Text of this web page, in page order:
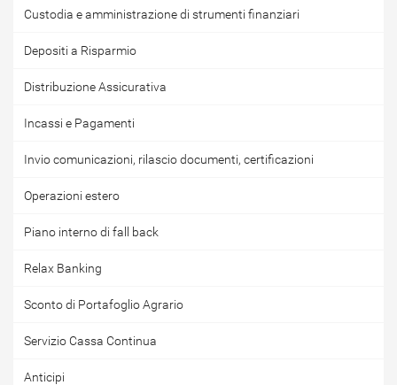
Custodia e amministrazione di strumenti finanziari
Depositi a Risparmio
Distribuzione Assicurativa
Incassi e Pagamenti
Invio comunicazioni, rilascio documenti, certificazioni
Operazioni estero
Piano interno di fall back
Relax Banking
Sconto di Portafoglio Agrario
Servizio Cassa Continua
Anticipi